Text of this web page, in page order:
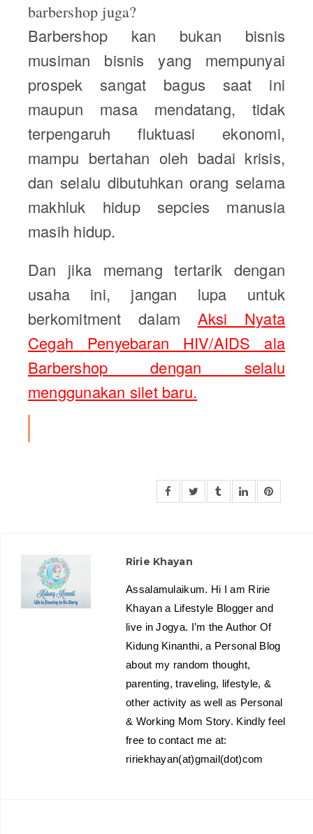
barbershop juga?
Barbershop kan bukan bisnis
musiman bisnis yang mempunyai
prospek sangat bagus saat ini
maupun masa mendatang, tidak
terpengaruh fluktuasi ekonomi,
mampu bertahan oleh badai krisis,
dan selalu dibutuhkan orang selama
makhluk hidup sepcies manusia
masih hidup.
Dan jika memang tertarik dengan
usaha ini, jangan lupa untuk
berkomitment dalam Aksi Nyata
Cegah Penyebaran HIV/AIDS ala
Barbershop dengan selalu
menggunakan silet baru.
Ririe Khayan
Assalamulaikum. Hi I am Ririe
Khayan a Lifestyle Blogger and
live in Jogya. I’m the Author Of
Kidung Kinanthi, a Personal Blog
about my random thought,
parenting, traveling, lifestyle, &
other activity as well as Personal
& Working Mom Story. Kindly feel
free to contact me at:
ririekhayan(at)gmail(dot)com